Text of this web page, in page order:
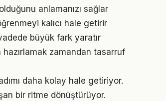
anlamanızı sağlar
kalıcı hale getirir
büyük fark yaratır
zamandan tasarruf
daha kolay hale getiriyor.
bir ritme dönüştürüyor.